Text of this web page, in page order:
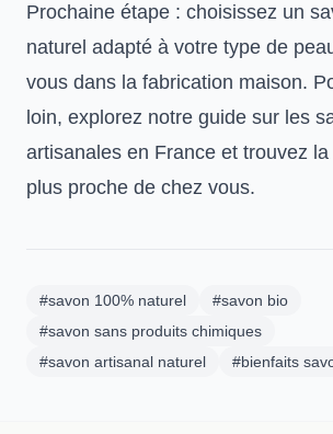
Prochaine étape : choisissez un
naturel adapté à votre type de
vous dans la fabrication maison.
loin, explorez notre guide sur les
artisanales en France et trouvez
plus proche de chez vous.
#savon 100% naturel
#savon bio
#savon sans produits chimiques
#savon artisanal naturel
#bienfaits